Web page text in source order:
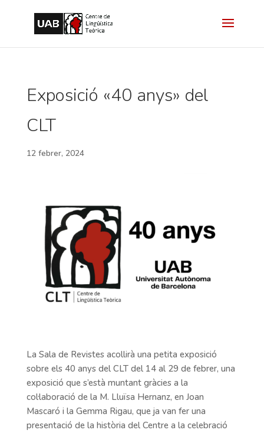
Exposició «40 anys» del
CLT
12 febrer, 2024
La Sala de Revistes acollirà una petita exposició
sobre els 40 anys del CLT del 14 al 29 de febrer, una
exposició que s’està muntant gràcies a la
col·laboració de la M. Lluïsa Hernanz, en Joan
Mascaró i la Gemma Rigau, que ja van fer una
presentació de la història del Centre a la celebració